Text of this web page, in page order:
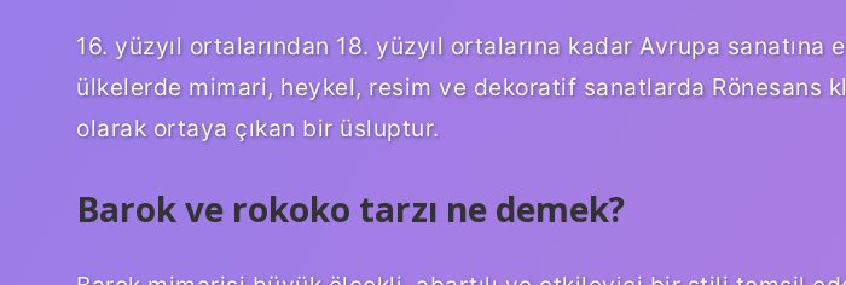
16. yüzyıl ortalarından 18. yüzyıl ortalarına kadar Avrupa sanatına
ülkelerde mimari, heykel, resim ve dekoratif sanatlarda Rönesans
olarak ortaya çıkan bir üsluptur.
Barok ve rokoko tarzı ne demek?